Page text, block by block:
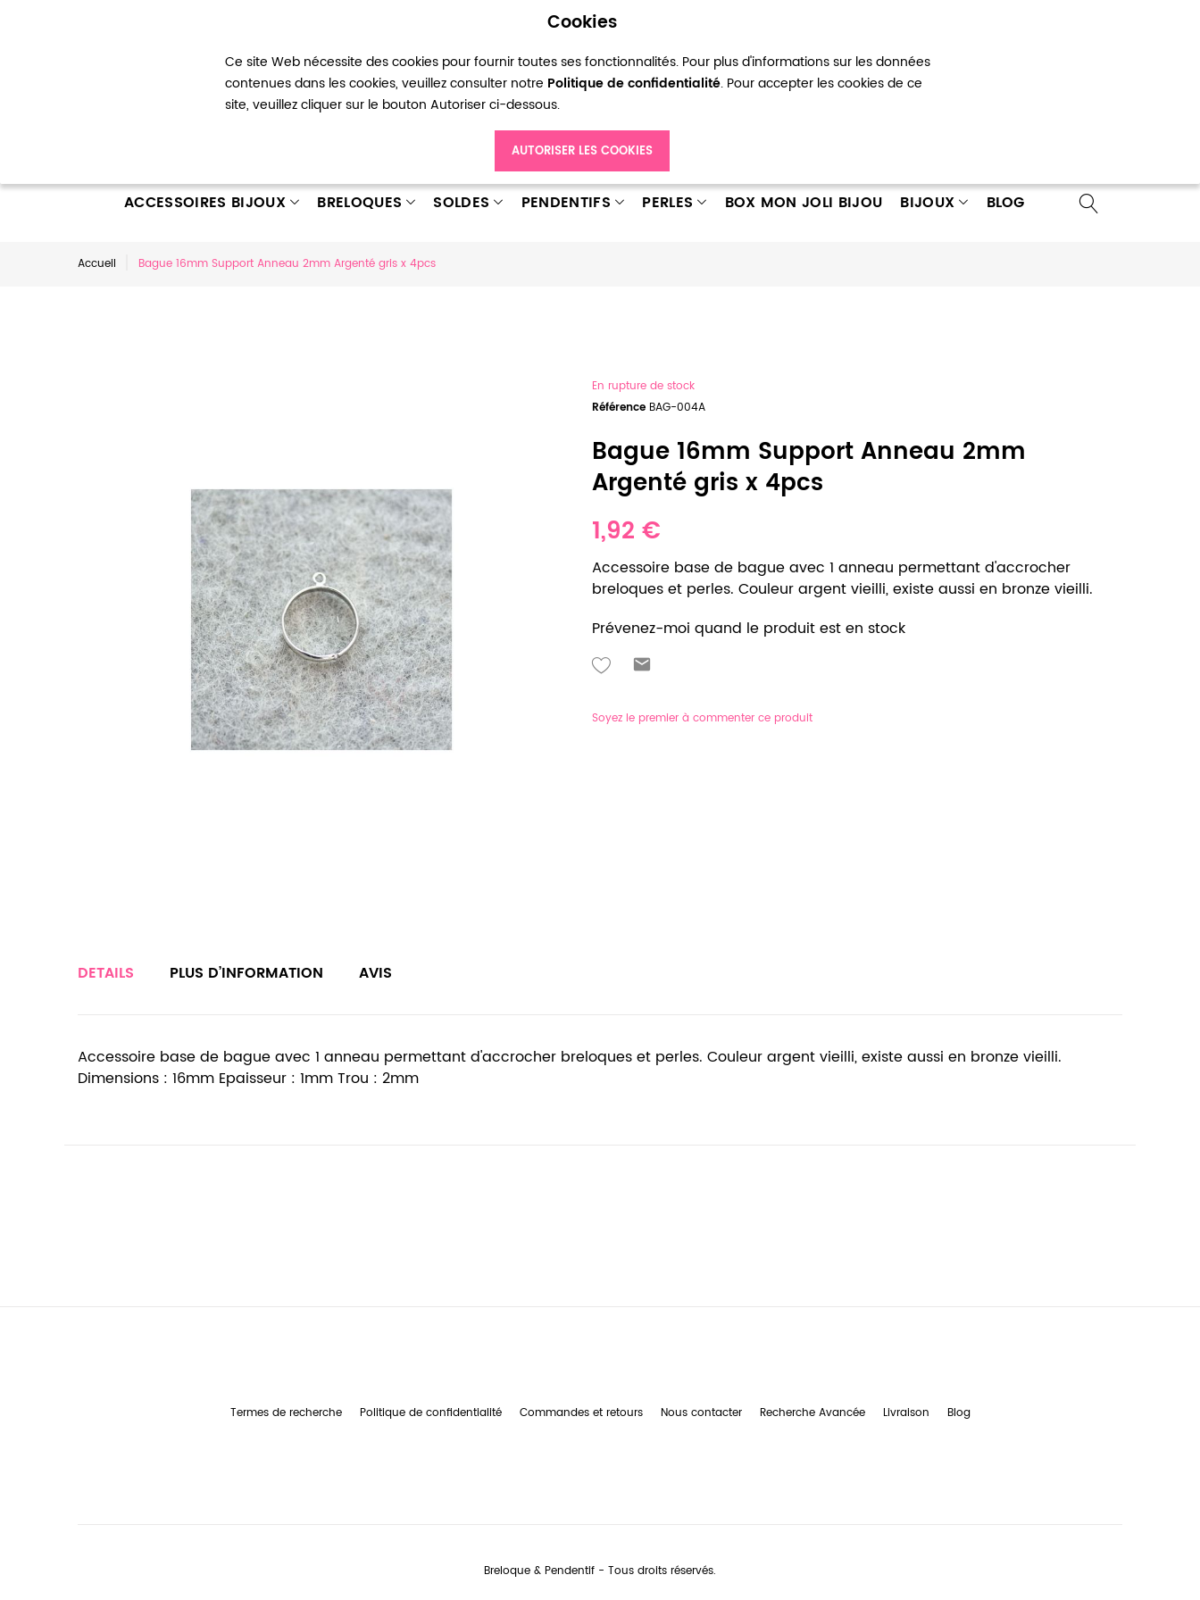
Cookies
Ce site Web nécessite des cookies pour fournir toutes ses fonctionnalités. Pour plus d'informations sur les données
contenues dans les cookies, veuillez consulter notre Politique de confidentialité. Pour accepter les cookies de ce
site, veuillez cliquer sur le bouton Autoriser ci-dessous.
AUTORISER LES COOKIES
Mon compte Ma liste d’envies Connexion Créer un compte
ACCESSOIRES BIJOUX BRELOQUES SOLDES PENDENTIFS PERLES BOX MON JOLI BIJOU BIJOUX BLOG
Accueil Bague 16mm Support Anneau 2mm Argenté gris x 4pcs
En rupture de stock
Référence BAG-004A
Bague 16mm Support Anneau 2mm
Argenté gris x 4pcs
1,92 €
Accessoire base de bague avec 1 anneau permettant d'accrocher
breloques et perles. Couleur argent vieilli, existe aussi en bronze vieilli.
Prévenez-moi quand le produit est en stock
Soyez le premier à commenter ce produit
DETAILS
Accessoire base de bague avec 1 anneau permettant d'accrocher breloques et perles. Couleur argent vieilli, existe aussi en bronze vieilli.
Dimensions : 16mm Epaisseur : 1mm Trou : 2mm
PLUS D’INFORMATION AVIS
Termes de recherche Politique de confidentialité Commandes et retours Nous contacter Recherche Avancée Livraison Blog
Breloque & Pendentif - Tous droits réservés.